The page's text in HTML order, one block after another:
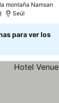
montaña Namsan
Seúl
para ver los